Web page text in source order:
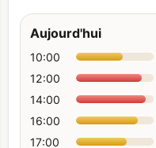
Aujourd'hui
10:00
12:00
14:00
16:00
17:00